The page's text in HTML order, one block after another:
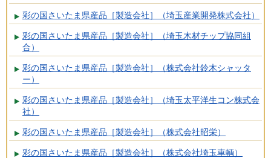
彩の国さいたま県産品［製造会社］（埼玉産業開発株式会社）
彩の国さいたま県産品［製造会社］（埼玉木材チップ協同組
合）
彩の国さいたま県産品［製造会社］（株式会社鈴木シャッタ
ー）
彩の国さいたま県産品［製造会社］（埼玉太平洋生コン株式会
社）
彩の国さいたま県産品［製造会社］（株式会社昭栄）
彩の国さいたま県産品［製造会社］（株式会社埼玉車輌）